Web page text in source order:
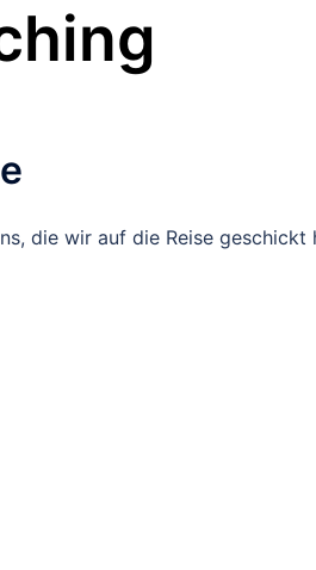
die wir auf die Reise geschickt